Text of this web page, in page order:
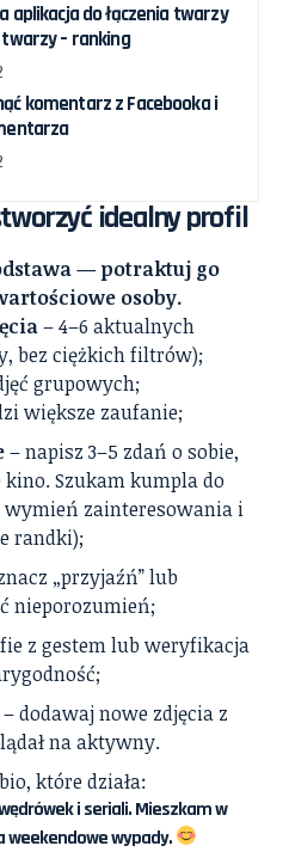
aplikacja do łączenia twarzy
– ranking
komentarz z Facebooka i
idealny profil
— potraktuj go
osoby.
– 4–6 aktualnych
bez ciężkich filtrów);
grupowych;
większe zaufanie;
– napisz 3–5 zdań o sobie,
kino. Szukam kumpla do
wymień zainteresowania i
randki);
„przyjaźń” lub
nieporozumień;
z gestem lub weryfikacja
– dodawaj nowe zdjęcia z
na aktywny.
które działa:
i seriali. Mieszkam w
weekendowe wypady.